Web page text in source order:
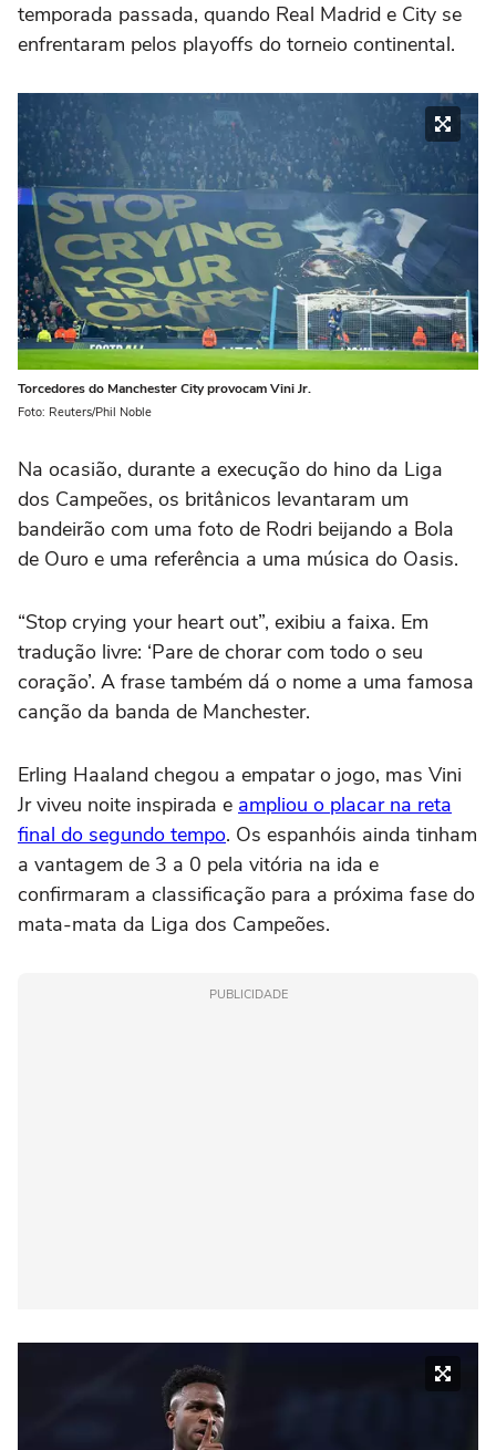
temporada passada, quando Real Madrid e City se
enfrentaram pelos playoffs do torneio continental.
Torcedores do Manchester City provocam Vini Jr.
Foto: Reuters/Phil Noble
Na ocasião, durante a execução do hino da Liga
dos Campeões, os britânicos levantaram um
bandeirão com uma foto de Rodri beijando a Bola
de Ouro e uma referência a uma música do Oasis.
“Stop crying your heart out”, exibiu a faixa. Em
tradução livre: ‘Pare de chorar com todo o seu
coração’. A frase também dá o nome a uma famosa
canção da banda de Manchester.
Erling Haaland chegou a empatar o jogo, mas Vini
Jr viveu noite inspirada e ampliou o placar na reta
final do segundo tempo. Os espanhóis ainda tinham
a vantagem de 3 a 0 pela vitória na ida e
confirmaram a classificação para a próxima fase do
mata-mata da Liga dos Campeões.
PUBLICIDADE